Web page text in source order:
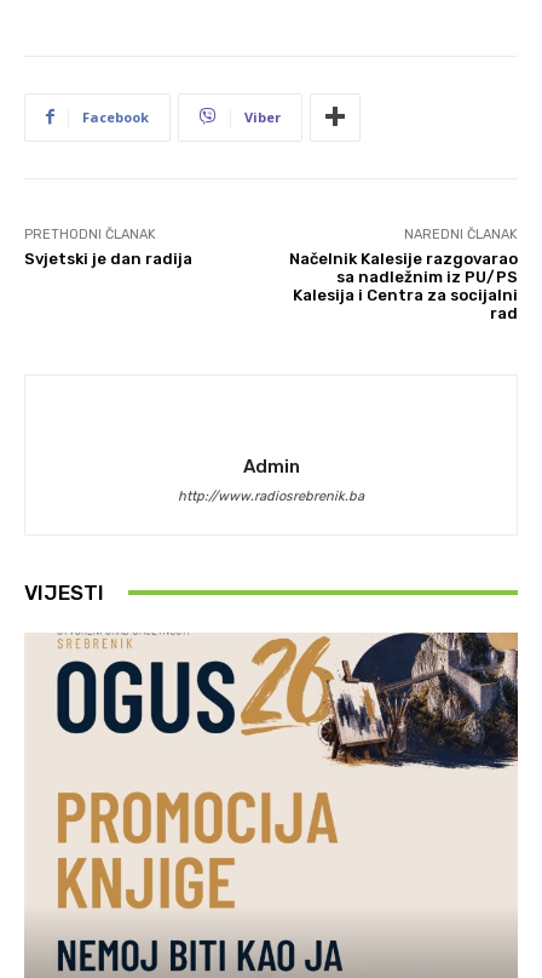
Facebook Viber
PRETHODNI ČLANAK
Svjetski je dan radija
NAREDNI ČLANAK
Načelnik Kalesije razgovarao
sa nadležnim iz PU/PS
Kalesija i Centra za socijalni
rad
Admin
http://www.radiosrebrenik.ba
VIJESTI